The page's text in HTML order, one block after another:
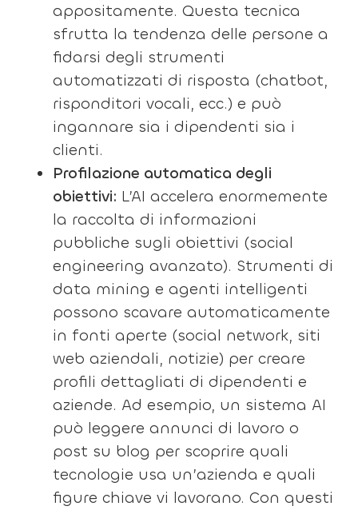
appositamente. Questa tecnica
sfrutta la tendenza delle persone a
fidarsi degli strumenti
automatizzati di risposta (chatbot,
risponditori vocali, ecc.) e può
ingannare sia i dipendenti sia i
clienti.
Profilazione automatica degli
obiettivi: L’AI accelera enormemente
la raccolta di informazioni
pubbliche sugli obiettivi (social
engineering avanzato). Strumenti di
data mining e agenti intelligenti
possono scavare automaticamente
in fonti aperte (social network, siti
web aziendali, notizie) per creare
profili dettagliati di dipendenti e
aziende. Ad esempio, un sistema AI
può leggere annunci di lavoro o
post su blog per scoprire quali
tecnologie usa un’azienda e quali
figure chiave vi lavorano. Con questi